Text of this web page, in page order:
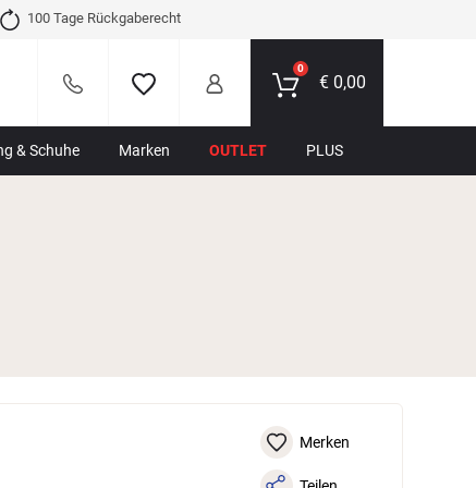
100 Tage Rückgaberecht
0
€0,00
& Schuhe Marken OUTLET PLUS
Merken